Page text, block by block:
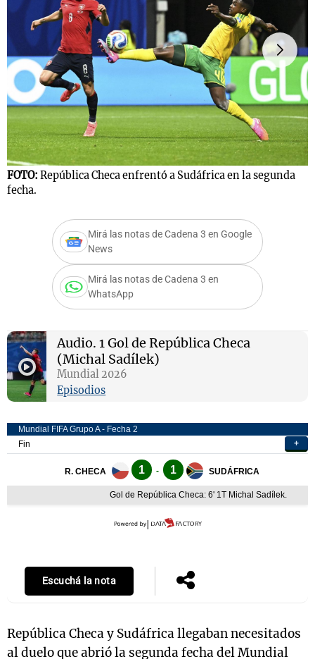
FOTO: República Checa enfrentó a Sudáfrica en la segunda
fecha.
Mirá las notas de Cadena 3 en Google
News
Mirá las notas de Cadena 3 en
WhatsApp
Audio. 1 Gol de República Checa
(Michal Sadílek)
Mundial 2026
Episodios
Escuchá la nota
República Checa y Sudáfrica llegaban necesitados
al duelo que abrió la segunda fecha del Mundial